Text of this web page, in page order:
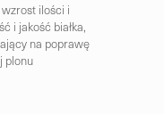
ilości i
i jakość białka,
na poprawę
plonu